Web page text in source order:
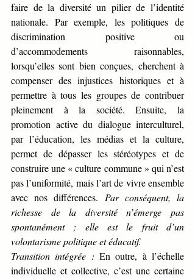
faire de la diversité un pilier de l’identité
nationale. Par exemple, les politiques de
discrimination positive ou
d’accommodements raisonnables,
lorsqu’elles sont bien conçues, cherchent à
compenser des injustices historiques et à
permettre à tous les groupes de contribuer
pleinement à la société. Ensuite, la
promotion active du dialogue interculturel,
par l’éducation, les médias et la culture,
permet de dépasser les stéréotypes et de
construire une « culture commune » qui n’est
pas l’uniformité, mais l’art de vivre ensemble
avec nos différences. Par conséquent, la
richesse de la diversité n’émerge pas
spontanément ; elle est le fruit d’un
volontarisme politique et éducatif.
Transition intégrée : En outre, à l’échelle
individuelle et collective, c’est une certaine